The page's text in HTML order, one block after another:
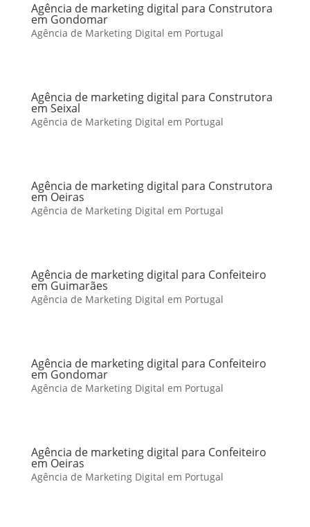
Agência de marketing digital para Construtora
em Gondomar
Agência de Marketing Digital em Portugal
Agência de marketing digital para Construtora
em Seixal
Agência de Marketing Digital em Portugal
Agência de marketing digital para Construtora
em Oeiras
Agência de Marketing Digital em Portugal
Agência de marketing digital para Confeiteiro
em Guimarães
Agência de Marketing Digital em Portugal
Agência de marketing digital para Confeiteiro
em Gondomar
Agência de Marketing Digital em Portugal
Agência de marketing digital para Confeiteiro
em Oeiras
Agência de Marketing Digital em Portugal